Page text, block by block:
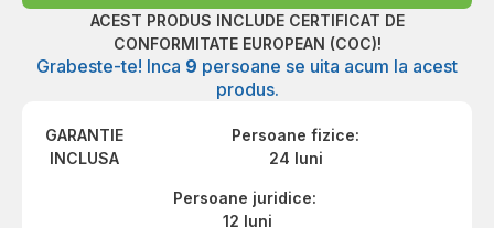
ACEST PRODUS INCLUDE CERTIFICAT DE
CONFORMITATE EUROPEAN (COC)!
Grabeste-te! Inca 9 persoane se uita acum la acest
produs.
GARANTIE
INCLUSA
Persoane fizice:
24 luni
Persoane juridice:
12 luni